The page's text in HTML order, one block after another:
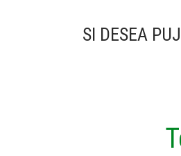
SI DESEA